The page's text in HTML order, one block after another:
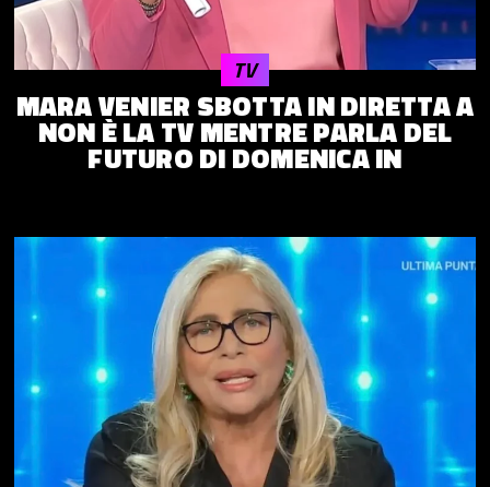
MARA VENIER SBOTTA IN DIRETTA A
NON È LA TV MENTRE PARLA DEL
FUTURO DI DOMENICA IN
TV